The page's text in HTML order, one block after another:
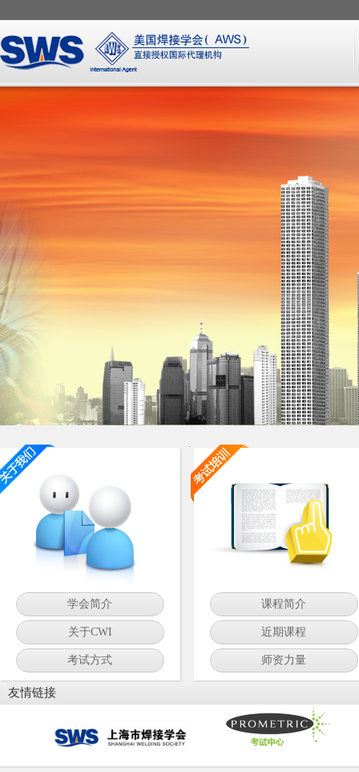
学会简介
关于CWI
考试方式
课程简介
近期课程
师资力量
友情链接